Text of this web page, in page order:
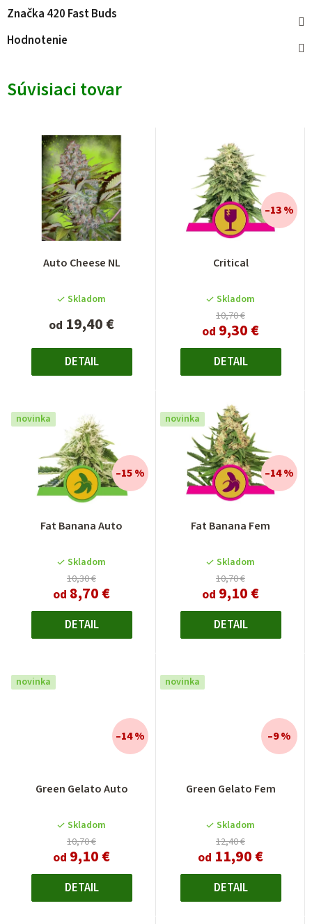
Značka 420 Fast Buds
Hodnotenie
Súvisiaci tovar
Auto Cheese NL
Skladom
od 19,40 €
DETAIL
Critical
Skladom
10,70 €
od 9,30 €
–13 %
DETAIL
novinka
Fat Banana Auto
Skladom
10,30 €
od 8,70 €
–15 %
DETAIL
novinka
Fat Banana Fem
Skladom
10,70 €
od 9,10 €
–14 %
DETAIL
novinka
Green Gelato Auto
hodnotenie
je
4,0
z
5
hviezdičiek.
Skladom
10,70 €
od 9,10 €
–14 %
DETAIL
novinka
Green Gelato Fem
Skladom
12,40 €
od 11,90 €
–9 %
DETAIL